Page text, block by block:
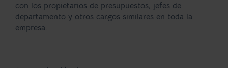
con los propietarios de presupuestos, jefes de
departamento y otros cargos similares en toda la
empresa.